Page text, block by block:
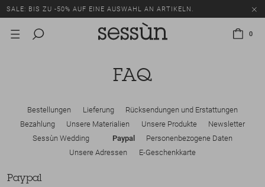
SALE: BIS ZU -50% AUF EINE AUSWAHL AN ARTIKELN.
0
FAQ
Bestellungen Lieferung
Rücksendungen und Erstattungen
Bezahlung
Unsere Materialien Unsere Produkte
Newsletter
Sessùn Wedding
Paypal
Personenbezogene Daten
Unsere Adressen
E-Geschenkkarte
Paypal